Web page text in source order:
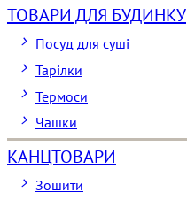
ТОВАРИ ДЛЯ БУДИНКУ
Посуд для суші
Тарілки
Термоси
Чашки
КАНЦТОВАРИ
Зошити